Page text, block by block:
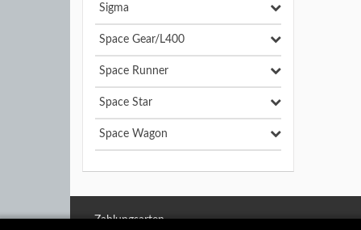
Sigma
Space Gear/L400
Space Runner
Space Star
Space Wagon
Zahlungsarten